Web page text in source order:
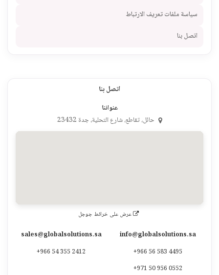
سياسة ملفات تعريف الارتباط
اتصل بنا
اتصل بنا
عنواننا
حائل، تقاطع، شارع التحلية، جدة 23432
عرض على خرائط جوجل
info@globalsolutions.sa
sales@globalsolutions.sa
+966 56 583 4495
+966 54 355 2412
+971 50 956 0552